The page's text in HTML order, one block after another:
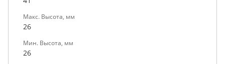
Макс. Высота, мм
26
Мин. Высота, мм
26